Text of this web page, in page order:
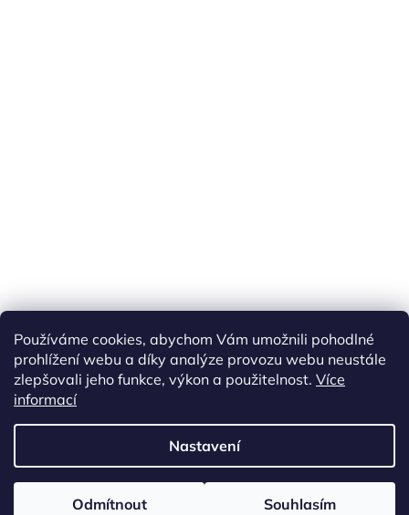
Používáme cookies, abychom Vám umožnili pohodlné
prohlížení webu a díky analýze provozu webu neustále
zlepšovali jeho funkce, výkon a použitelnost. Více
informací
Nastavení
Odmítnout Souhlasím
Tisíce výdejních míst po celé ČR
Vytvořil Shoptet
Copyright 2026akarazoo.cz. Všechna práva vyhrazena.Upravit